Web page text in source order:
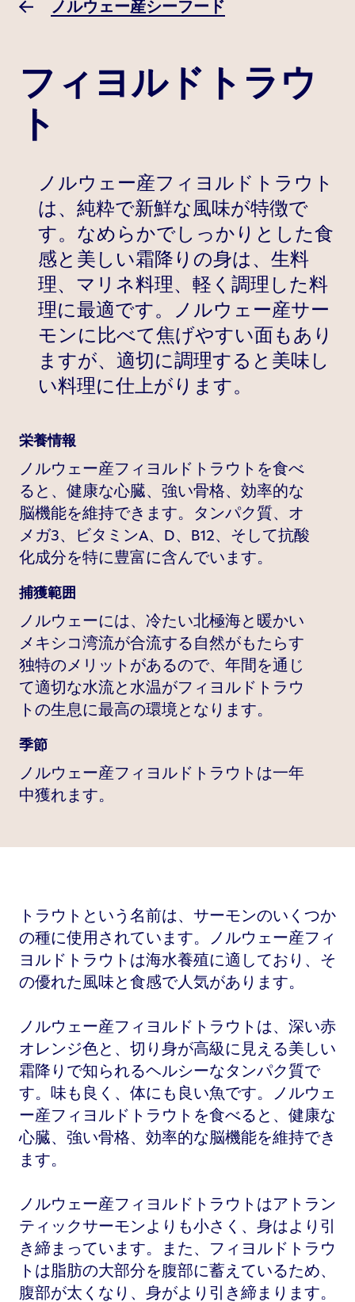
ノルウェー産シーフード
フィヨルドトラウ
ト
ノルウェー産フィヨルドトラウト
は、純粋で新鮮な風味が特徴で
す。なめらかでしっかりとした食
感と美しい霜降りの身は、生料
理、マリネ料理、軽く調理した料
理に最適です。ノルウェー産サー
モンに比べて焦げやすい面もあり
ますが、適切に調理すると美味し
い料理に仕上がります。
栄養情報
ノルウェー産フィヨルドトラウトを食べ
ると、健康な心臓、強い骨格、効率的な
脳機能を維持できます。タンパク質、オ
メガ3、ビタミンA、D、B12、そして抗酸
化成分を特に豊富に含んでいます。
捕獲範囲
ノルウェーには、冷たい北極海と暖かい
メキシコ湾流が合流する自然がもたらす
独特のメリットがあるので、年間を通じ
て適切な水流と水温がフィヨルドトラウ
トの生息に最高の環境となります。
季節
ノルウェー産フィヨルドトラウトは一年
中獲れます。
トラウトという名前は、サーモンのいくつか
の種に使用されています。ノルウェー産フィ
ヨルドトラウトは海水養殖に適しており、そ
の優れた風味と食感で人気があります。
ノルウェー産フィヨルドトラウトは、深い赤
オレンジ色と、切り身が高級に見える美しい
霜降りで知られるヘルシーなタンパク質で
す。味も良く、体にも良い魚です。ノルウェ
ー産フィヨルドトラウトを食べると、健康な
心臓、強い骨格、効率的な脳機能を維持でき
ます。
ノルウェー産フィヨルドトラウトはアトラン
ティックサーモンよりも小さく、身はより引
き締まっています。また、フィヨルドトラウ
トは脂肪の大部分を腹部に蓄えているため、
腹部が太くなり、身がより引き締まります。